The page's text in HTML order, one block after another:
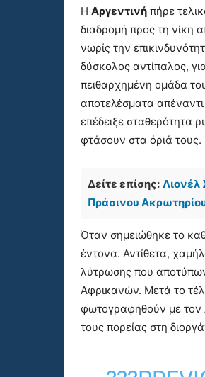
Η Αργεντινή πήρε
διαδρομή προς τη νίκη
νωρίς την
δύσκολος αντίπαλος,
πειθαρχημένη ομάδα
αποτελέσματα
επέδειξε σταθερότητα
φτάσουν στα όριά τους.
Δείτε επίσης: Λιονέλ
Πράσινου
Όταν σημειώθηκε το
έντονα. Αντίθετα,
λύτρωσης που
Αφρικανών. Μετά το
φωτογραφηθούν με τον
τους πορείας στη